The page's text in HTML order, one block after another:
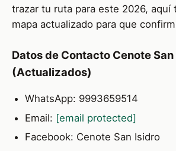
trazar tu ruta para este 2026, aquí
mapa actualizado para que
Datos de Contacto Cenote
(Actualizados)
WhatsApp: 9993659514
Email: [email protected]
Facebook: Cenote San Isidro